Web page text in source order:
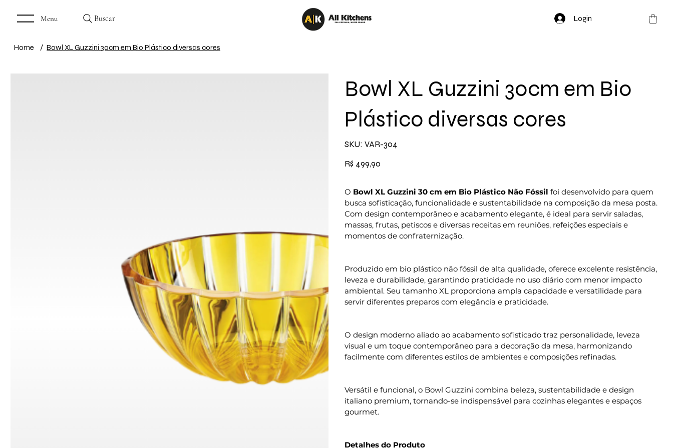
Menu Buscar Login
Home / Bowl XL Guzzini 30cm em Bio Plástico diversas cores
Bowl XL Guzzini 30cm em Bio
Plástico diversas cores
SKU: SKU
VAR-
VAR-304
Preço
R$ 499,90
O Bowl XL Guzzini 30 cm em Bio Plástico Não Fóssil foi desenvolvido para quem
busca sofisticação, funcionalidade e sustentabilidade na composição da mesa posta.
Com design contemporâneo e acabamento elegante, é ideal para servir saladas,
massas, frutas, petiscos e diversas receitas em reuniões, refeições especiais e
momentos de confraternização.
Produzido em bio plástico não fóssil de alta qualidade, oferece excelente resistência,
leveza e durabilidade, garantindo praticidade no uso diário com menor impacto
ambiental. Seu tamanho XL proporciona ampla capacidade e versatilidade para
servir diferentes preparos com elegância e praticidade.
O design moderno aliado ao acabamento sofisticado traz personalidade, leveza
visual e um toque contemporâneo para a decoração da mesa, harmonizando
facilmente com diferentes estilos de ambientes e composições refinadas.
Versátil e funcional, o Bowl Guzzini combina beleza, sustentabilidade e design
italiano premium, tornando-se indispensável para cozinhas elegantes e espaços
gourmet.
Detalhes do Produto